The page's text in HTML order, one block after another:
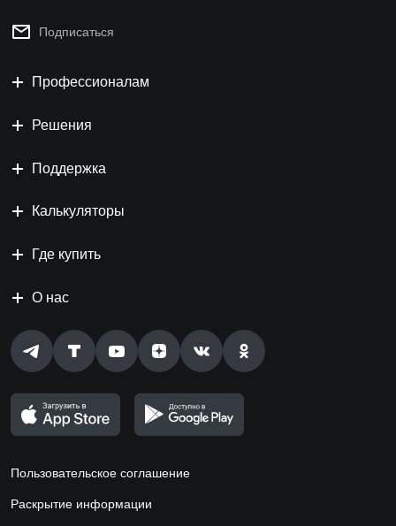
Подписаться
Профессионалам
Решения
Поддержка
Калькуляторы
Где купить
О нас
Пользовательское соглашение
Раскрытие информации